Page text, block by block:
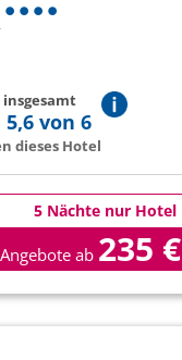
5,6 von 6
dieses Hotel
5 Nächte nur Hotel
Angebote ab 235 €